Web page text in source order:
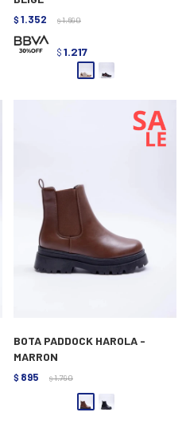
$ 1.352 $ 1.690
$ 1.217
BOTA PADDOCK HAROLA -
MARRON
$ 895 $ 1.790